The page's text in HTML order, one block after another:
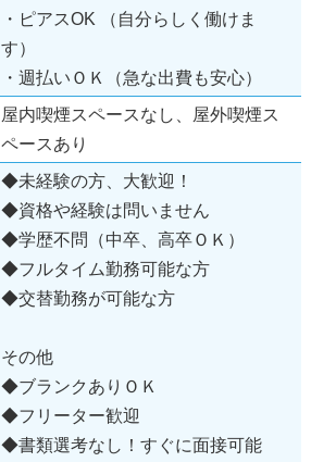
・ピアスOK （自分らしく働けま
す）
・週払いＯＫ（急な出費も安心）
屋内喫煙スペースなし、屋外喫煙ス
ペースあり
◆未経験の方、大歓迎！
◆資格や経験は問いません
◆学歴不問（中卒、高卒ＯＫ）
◆フルタイム勤務可能な方
◆交替勤務が可能な方
その他
◆ブランクありＯＫ
◆フリーター歓迎
◆書類選考なし！すぐに面接可能